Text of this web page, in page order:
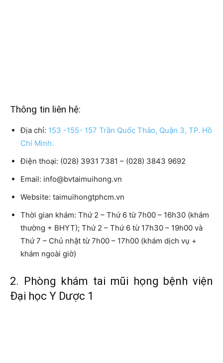
Thông tin liên hệ:
Địa chỉ: 153 -155- 157 Trần Quốc Thảo, Quận 3, TP. Hồ
Chí Minh.
Điện thoại: (028) 3931 7381 – (028) 3843 9692
Email: info@bvtaimuihong.vn
Website: taimuihongtphcm.vn
Thời gian khám: Thứ 2 – Thứ 6 từ 7h00 – 16h30 (khám
thường + BHYT); Thứ 2 – Thứ 6 từ 17h30 – 19h00 và
Thứ 7 – Chủ nhật từ 7h00 – 17h00 (khám dịch vụ +
khám ngoài giờ)
2. Phòng khám tai mũi họng bệnh viện
Đại học Y Dược 1